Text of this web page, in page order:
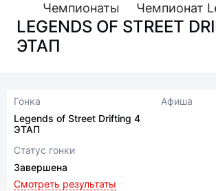
Чемпионаты Чемпионат
LEGENDS OF STREET
ЭТАП
Гонка
Legends of Street Drifting 4
ЭТАП
Статус гонки
Завершена
Смотреть результаты
Афиша